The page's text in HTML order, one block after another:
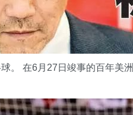
。 在6月27日竣事的百年美